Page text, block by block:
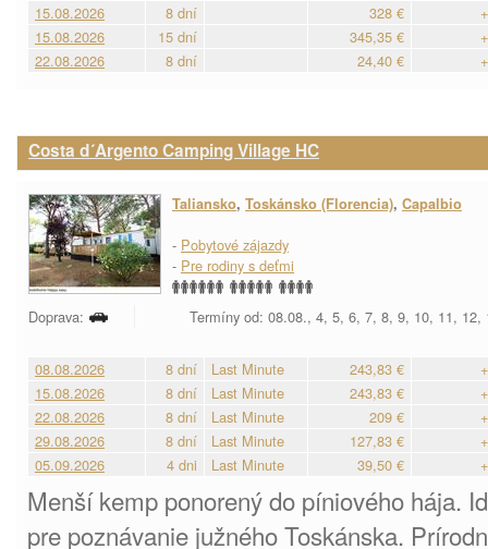
15.08.2026
8 dní 328 €
15.08.2026
15 dní 345,35 €
22.08.2026
8 dní 24,40 €
Costa d´Argento Camping Village HC
Taliansko, Toskánsko (Florencia), Capalbio
- Pobytové zájazdy
- Pre rodiny s deťmi
Doprava: Termíny od: 08.08., 4, 5, 6, 7, 8, 9, 10, 11, 12,
08.08.2026 8 dní Last Minute 243,83 €
15.08.2026
8 dní Last Minute 243,83 €
22.08.2026
8 dní Last Minute 209 €
29.08.2026
8 dní Last Minute 127,83 €
05.09.2026
4 dni Last Minute 39,50 €
Menší kemp ponorený do píniového hája.
pre poznávanie južného Toskánska.